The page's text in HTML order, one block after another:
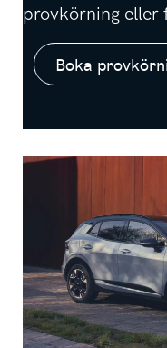
provkörning eller
Boka